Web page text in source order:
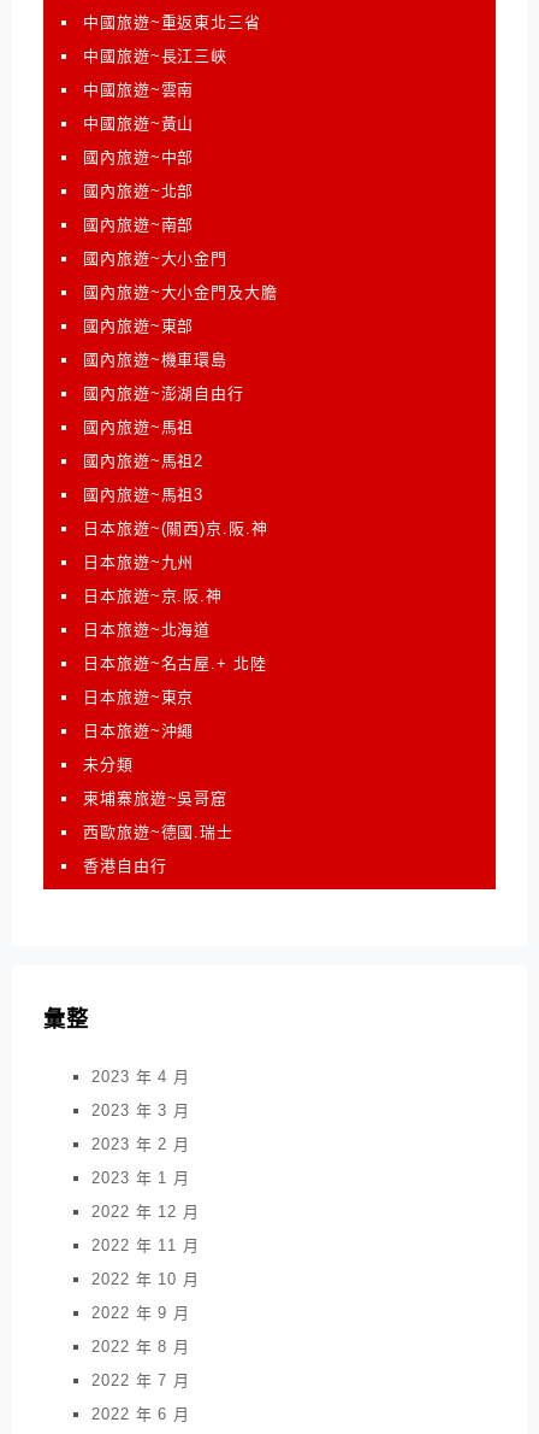
中國旅遊~重返東北三省
中國旅遊~長江三峽
中國旅遊~雲南
中國旅遊~黃山
國內旅遊~中部
國內旅遊~北部
國內旅遊~南部
國內旅遊~大小金門
國內旅遊~大小金門及大膽
國內旅遊~東部
國內旅遊~機車環島
國內旅遊~澎湖自由行
國內旅遊~馬祖
國內旅遊~馬祖2
國內旅遊~馬祖3
日本旅遊~(關西)京.阪.神
日本旅遊~九州
日本旅遊~京.阪.神
日本旅遊~北海道
日本旅遊~名古屋.+ 北陸
日本旅遊~東京
日本旅遊~沖繩
未分類
柬埔寨旅遊~吳哥窟
西歐旅遊~德國.瑞士
香港自由行
彙整
2023 年 4 月
2023 年 3 月
2023 年 2 月
2023 年 1 月
2022 年 12 月
2022 年 11 月
2022 年 10 月
2022 年 9 月
2022 年 8 月
2022 年 7 月
2022 年 6 月